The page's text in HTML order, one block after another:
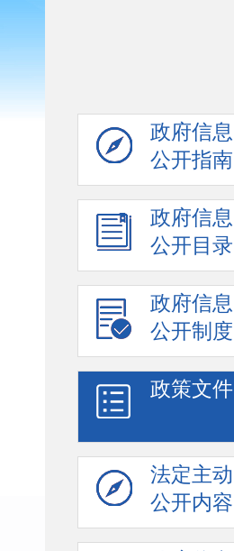
政府信息
公开指南
政府信息
公开目录
政府信息
公开制度
政策文件
法定主动
公开内容